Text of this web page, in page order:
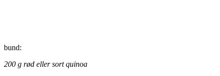
bund:
200 g rød eller sort quinoa